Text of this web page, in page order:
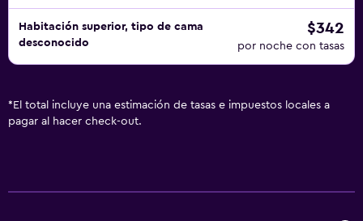
Habitación superior, tipo de cama
desconocido
$342
por noche con tasas
* El total incluye una estimación de tasas e impuestos locales a
pagar al hacer check-out.